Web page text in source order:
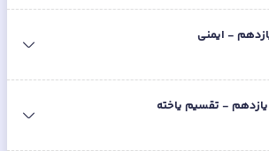
- ایمنی
- تقسیم یاخته